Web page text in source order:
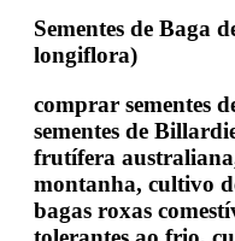
Sementes de Baga
longiflora)
comprar sementes
sementes de
frutífera
montanha, cultivo
bagas roxas